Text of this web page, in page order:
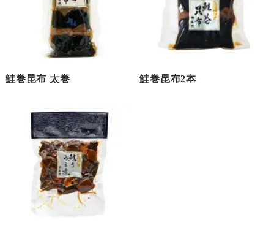
鮭巻昆布 太巻 鮭巻昆布2本